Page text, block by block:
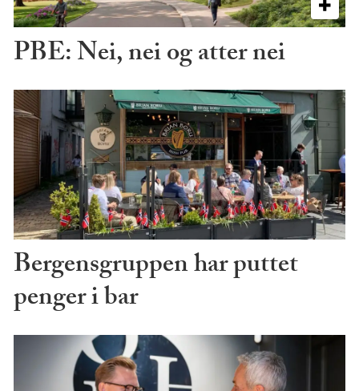
PBE: Nei, nei og atter nei
Bergensgruppen har puttet
penger i bar